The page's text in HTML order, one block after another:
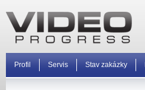
Profil Servis Stav zakázky